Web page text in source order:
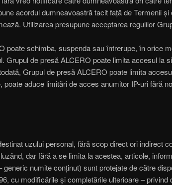
acordul dumneavoastră tacit față de Termenii și
Utilizarea presupune acceptarea regulilor
poate schimba, suspenda sau întrerupe, în orice
Grupul de presă ALCERO poate limita accesul la
Grupul de presă ALCERO poate limita
poate aduce limitări de acces anumitor IP-uri fără
uzului personal, fără scop direct ori indirect
dar fără a se limita la acestea, articole,
generic numite conținut) sunt protejate de către
cu modificările și completările ulterioare – privind